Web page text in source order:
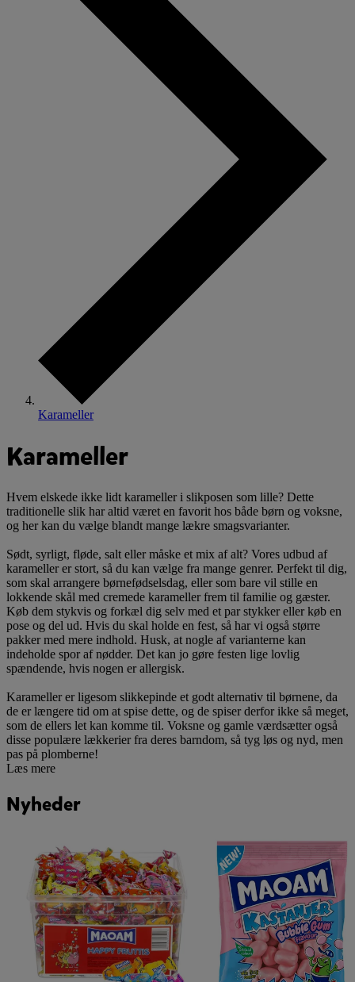
Karameller
Karameller
Hvem elskede ikke lidt karameller i slikposen som lille? Dette
traditionelle slik har altid været en favorit hos både børn og voksne,
og her kan du vælge blandt mange lækre smagsvarianter.
Sødt, syrligt, fløde, salt eller måske et mix af alt? Vores udbud af
karameller er stort, så du kan vælge fra mange genrer. Perfekt til dig,
som skal arrangere børnefødselsdag, eller som bare vil stille en
lokkende skål med cremede karameller frem til familie og gæster.
Køb dem stykvis og forkæl dig selv med et par stykker eller køb en
pose og del ud. Hvis du skal holde en fest, så har vi også større
pakker med mere indhold. Husk, at nogle af varianterne kan
indeholde spor af nødder. Det kan jo gøre festen lige lovlig
spændende, hvis nogen er allergisk.
Karameller er ligesom slikkepinde et godt alternativ til børnene, da
de er længere tid om at spise dette, og de spiser derfor ikke så meget,
som de ellers let kan komme til. Voksne og gamle værdsætter også
disse populære lækkerier fra deres barndom, så tyg løs og nyd, men
pas på plomberne!
Læs mere
Nyheder